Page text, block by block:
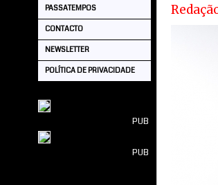
PASSATEMPOS
CONTACTO
NEWSLETTER
POLÍTICA DE PRIVACIDADE
PUB
PUB